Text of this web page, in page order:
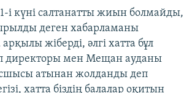
і күні салтанатты жиын болмайды,
деген хабарламаны
арқылы жіберді, әлгі хатта бұл
директоры мен Мещан ауданы
атынан жолданды деп
хатта біздің балалар оқитын